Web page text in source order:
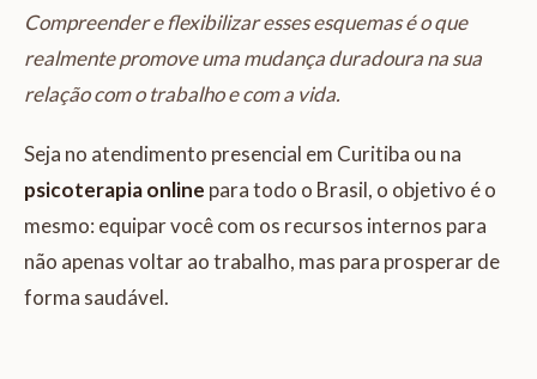
Compreender e flexibilizar esses esquemas é o que
realmente promove uma mudança duradoura na sua
relação com o trabalho e com a vida.
Seja no atendimento presencial em Curitiba ou na
psicoterapia online para todo o Brasil, o objetivo é o
mesmo: equipar você com os recursos internos para
não apenas voltar ao trabalho, mas para prosperar de
forma saudável.